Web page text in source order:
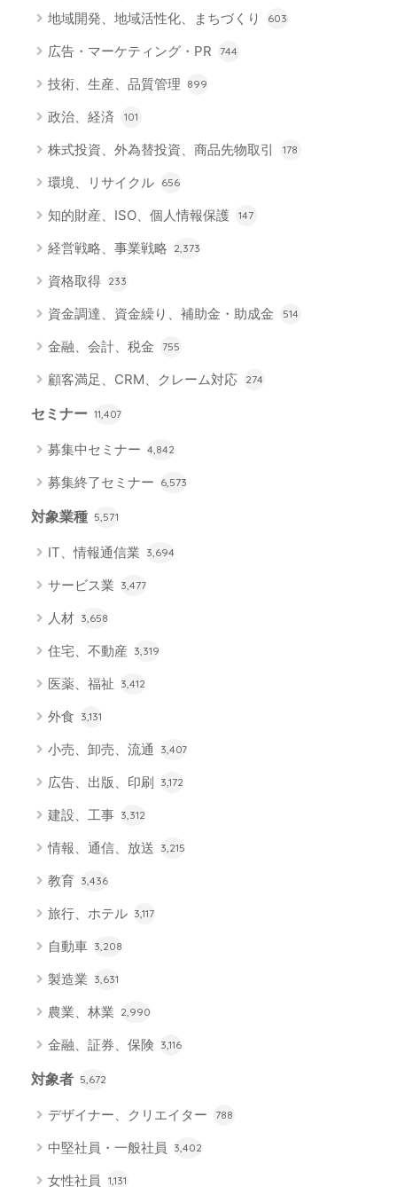
地域開発、地域活性化、まちづくり 603
広告・マーケティング・PR 744
技術、生産、品質管理 899
政治、経済 101
株式投資、外為替投資、商品先物取引 178
環境、リサイクル 656
知的財産、ISO、個人情報保護 147
経営戦略、事業戦略 2,373
資格取得 233
資金調達、資金繰り、補助金・助成金 514
金融、会計、税金 755
顧客満足、CRM、クレーム対応 274
セミナー 11,407
募集中セミナー 4,842
募集終了セミナー 6,573
対象業種 5,571
IT、情報通信業 3,694
サービス業 3,477
人材 3,658
住宅、不動産 3,319
医薬、福祉 3,412
外食 3,131
小売、卸売、流通 3,407
広告、出版、印刷 3,172
建設、工事 3,312
情報、通信、放送 3,215
教育 3,436
旅行、ホテル 3,117
自動車 3,208
製造業 3,631
農業、林業 2,990
金融、証券、保険 3,116
対象者 5,672
デザイナー、クリエイター 788
中堅社員・一般社員 3,402
女性社員 1,131